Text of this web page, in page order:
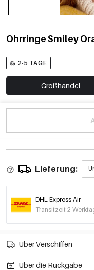
Ohrringe Smiley
2-5 TAGE
Großhandel
Lieferung:
DHL Express Air
Transitzeit 2
Über Verschiffen
Über die Rückgabe